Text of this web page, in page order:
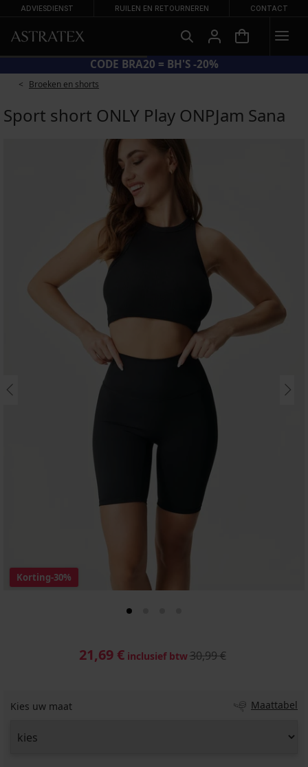
ADVIESDIENST RUILEN EN RETOURNEREN CONTACT
CODE BRA20 = BH'S -20%
Broeken en shorts
Sport short ONLY Play ONPJam Sana
Korting-30%
21,69 € inclusief btw30,99 €
Kies uw maat Maattabel